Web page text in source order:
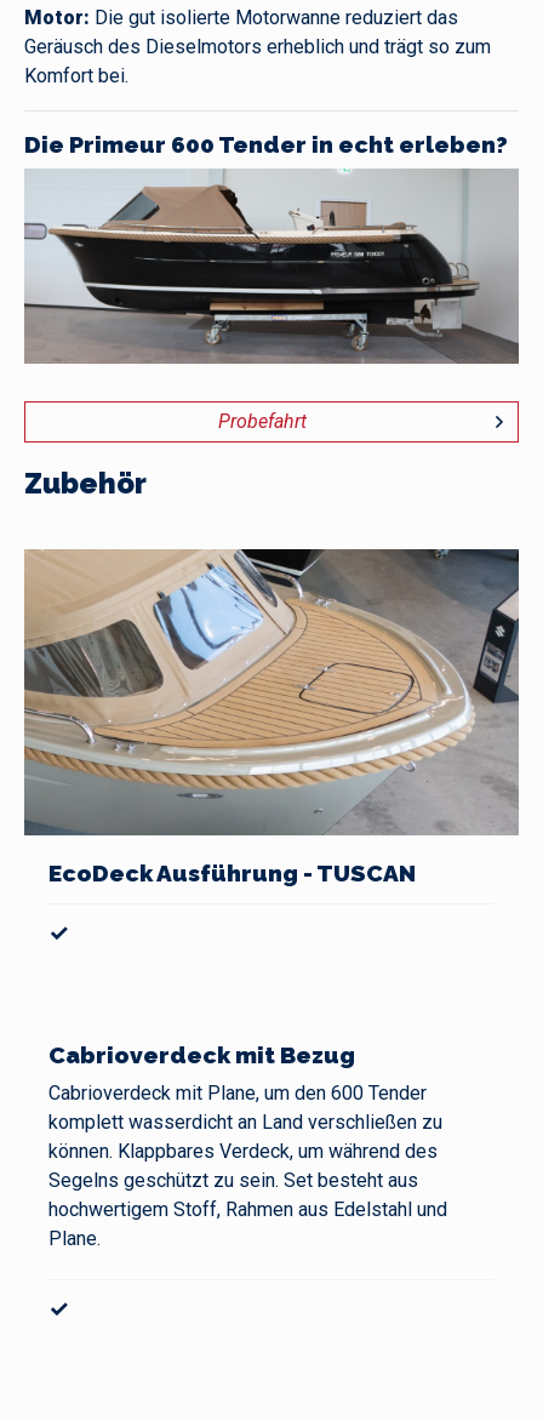
Motor: Die gut isolierte Motorwanne reduziert das
Geräusch des Dieselmotors erheblich und trägt so zum
Komfort bei.
Die Primeur 600 Tender in echt erleben?
Probefahrt
Zubehör
EcoDeck Ausführung - TUSCAN
✓
Cabrioverdeck mit Bezug
Cabrioverdeck mit Plane, um den 600 Tender
komplett wasserdicht an Land verschließen zu
können. Klappbares Verdeck, um während des
Segelns geschützt zu sein. Set besteht aus
hochwertigem Stoff, Rahmen aus Edelstahl und
Plane.
✓